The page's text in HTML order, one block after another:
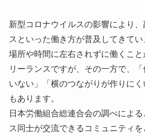
新型コロナウイルスの影響により
スといった働き方が普及してきてい
場所や時間に左右されずに働くこ
リーランスですが、その一方で、
いない」「横のつながりが作りに
もあります。
日本労働組合総連合会の調べによ
ス同士が交流できるコミュニティ